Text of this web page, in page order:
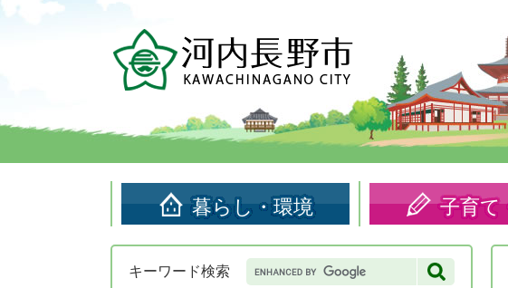
頭
す。
飛
し
暮らし・環境 子育て
キーワード検索 Google
カ